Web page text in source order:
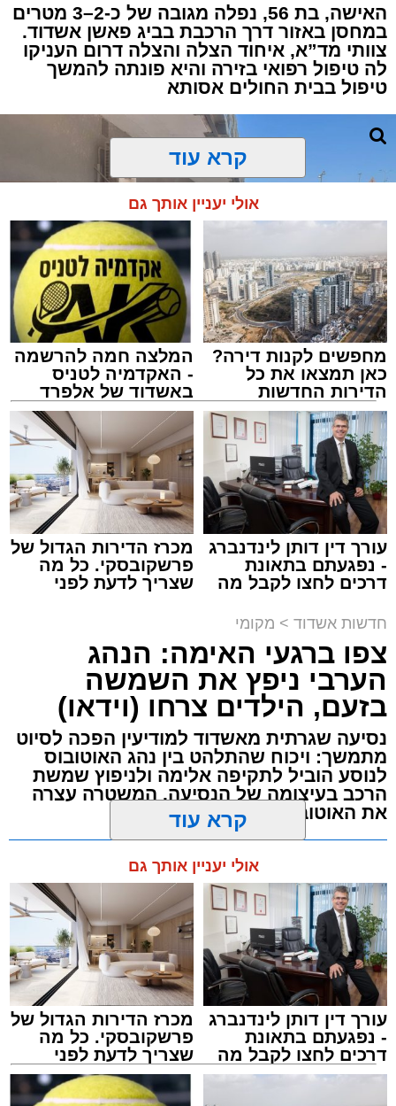
להפסקת פעילות ליבו.
למקום הוזעקו מיד צוותי רפואה ומתנדבים של
ארגון "איחוד הצלה". החובשים והפרמדיקים
הכרה, ופתחו מיידית בפעולות החייאה מתקדמות,
הכוללות עיסויי לב ושימוש במפעם (דפיברילטור).
בזכות התושייה והפעילות המהירה והמקצועית של
הצוותים בשטח, ליבו של הגבר שב לפעום.
לאחר ייצוב מצבו הראשוני, הוא פונה באמבולנס
לבית חולים להמשך קבלת טיפול רפואי כשמצבו
מוגדר יציב.
מעוניינים להגיב? לדווח ? צרו איתנו קשר במייל -
ASHDODS@ISNET.CO.IL
האישה, בת 56, נפלה מגובה של כ-2–3 מטרים
במחסן באזור דרך הרכבת בביג פאשן אשדוד.
צוותי מד”א, איחוד הצלה והצלה דרום העניקו
לה טיפול רפואי בזירה והיא פונתה להמשך
טיפול בבית החולים אסותא
צילום: דוברות איחוד הצלה
עופר אשטוקר / 15:32 07.08.26
תאונת עבודה באשדוד
עובדת בת 56 נפצעה היום (שישי) באורח בינוני
לאחר שנפלה מסולם במהלך עבודתה במחסן
באזור דרך הרכבת, מתחם ביג פאשן באשדוד.
כוחות ההצלה הוזעקו למקום בעקבות דיווח על
נפילה מגובה במהלך העבודה. עם הגעתם מצאו
את האישה בהכרה מלאה, כשהיא סובלת מחבלות
במספר אזורים בגופה לאחר שנפלה מגובה של
כ-2 עד 3 מטרים.
רפאל אוקנין, כונן הצלה דרום, סיפר: “כשהגעתי
למקום הבחנתי בעובדת כשהיא בהכרה מלאה
וסובלת מחבלות מרובות בגופה לאחר שנפלה
במהלך עבודתה. יחד עם צוותי מד”א הענקנו לה
טיפול רפואי ראשוני והיא פונתה בניידת טיפול
נמרץ לחדר הטראומה במרכז הרפואי אסותא
באשדוד כשהיא במצב בינוני ויציב.”
קרא עוד
אולי יעניין אותך גם
מחפשים לקנות דירה?
כאן תמצאו את כל
הדירות החדשות
למכירה באשדוד >>>
המלצה חמה להרשמה
- האקדמיה לטניס
באשדוד של אלפרד
קריאולנסקי - לילדים
עורך דין דותן לינדנברג
- נפגעתם בתאונת
דרכים לחצו לקבל מה
מכרז הדירות הגדול של
פרשקובסקי. כל מה
שצריך לדעת לפני
חדשות אשדוד > מקומי
צפו ברגעי האימה: הנהג
הערבי ניפץ את השמשה
בזעם, הילדים צרחו (וידאו)
נסיעה שגרתית מאשדוד למודיעין הפכה לסיוט
מתמשך: ויכוח שהתלהט בין נהג האוטובוס
לנוסע הוביל לתקיפה אלימה ולניפוץ שמשת
הרכב בעיצומה של הנסיעה. המשטרה עצרה
את האוטובוס בהמשך הדרך
תגים:אוטובוס, אשדוד, ערבי
קרא עוד
אולי יעניין אותך גם
עורך דין דותן לינדנברג
- נפגעתם בתאונת
מכרז הדירות הגדול של
פרשקובסקי. כל מה
שצריך לדעת לפני